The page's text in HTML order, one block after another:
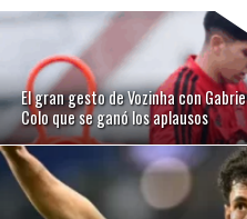
El gran gesto de Vozinha con
Colo que se ganó los aplausos